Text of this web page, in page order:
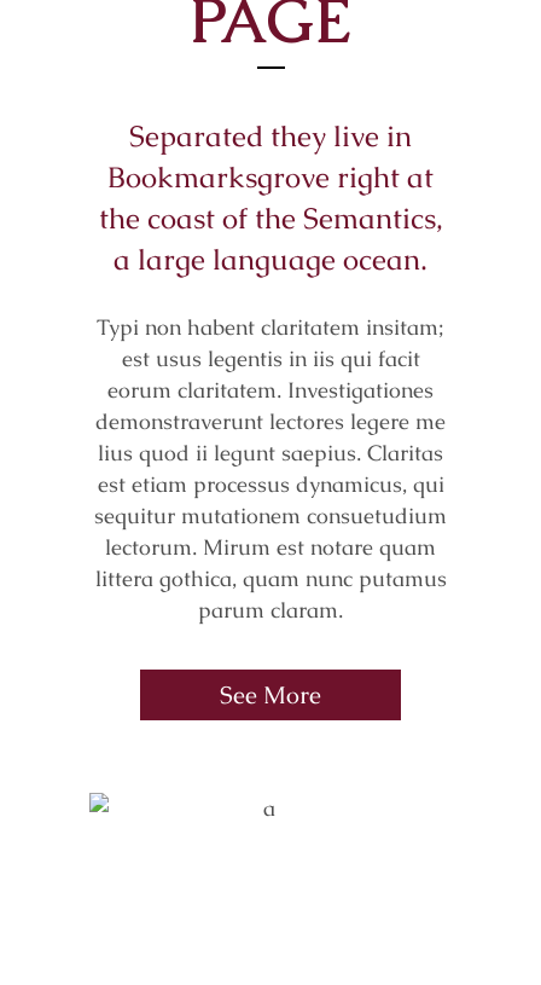
PAGE
Separated they live in
Bookmarksgrove right at
the coast of the Semantics,
a large language ocean.
Typi non habent claritatem insitam;
est usus legentis in iis qui facit
eorum claritatem. Investigationes
demonstraverunt lectores legere me
lius quod ii legunt saepius. Claritas
est etiam processus dynamicus, qui
sequitur mutationem consuetudium
lectorum. Mirum est notare quam
littera gothica, quam nunc putamus
parum claram.
See More